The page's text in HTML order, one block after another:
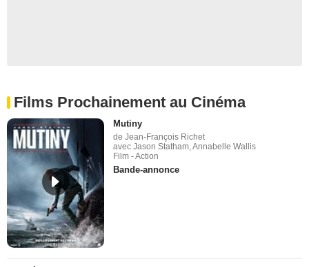
Films Prochainement au Cinéma
Mutiny
de Jean-François Richet
avec Jason Statham, Annabelle Wallis
Film - Action
Bande-annonce